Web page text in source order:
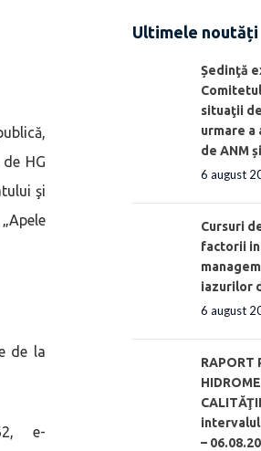
HG
şi
de la
e-
Ultimele noutăți
Ședinţă
situaţii
urmare
de ANM
6 august
Cursuri
factorii
iazurilor
6 august
RAPORT
intervalul
–